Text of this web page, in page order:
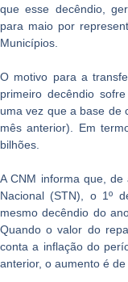
que esse decêndio,
para maio por
Municípios.
O motivo para a
primeiro decêndio
uma vez que a base de
mês anterior). Em
bilhões.
A CNM informa que,
Nacional (STN), o 1º
mesmo decêndio do
Quando o valor do
conta a inflação do
anterior, o aumento é de